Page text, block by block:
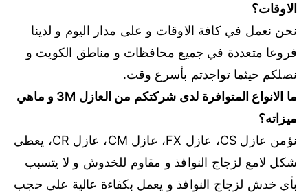
الاوقات؟
نحن نعمل في كافة الاوقات و على مدار اليوم و لدينا
فروعا متعددة في جميع محافظات و مناطق الكويت و
نصلكم حيثما تواجدتم بأسرع وقت.
ما الانواع المتوافرة لدى شركتكم من العازل 3M و ماهي
ميزاته؟
نؤمن عازل CS، عازل FX، عازل CM، عازل CR، يعطي
شكل لامع لزجاج النوافذ و مقاوم للخدوش و لا يتسبب
بأي خدش لزجاج النوافذ و يعمل بكفاءة عالية على حجب